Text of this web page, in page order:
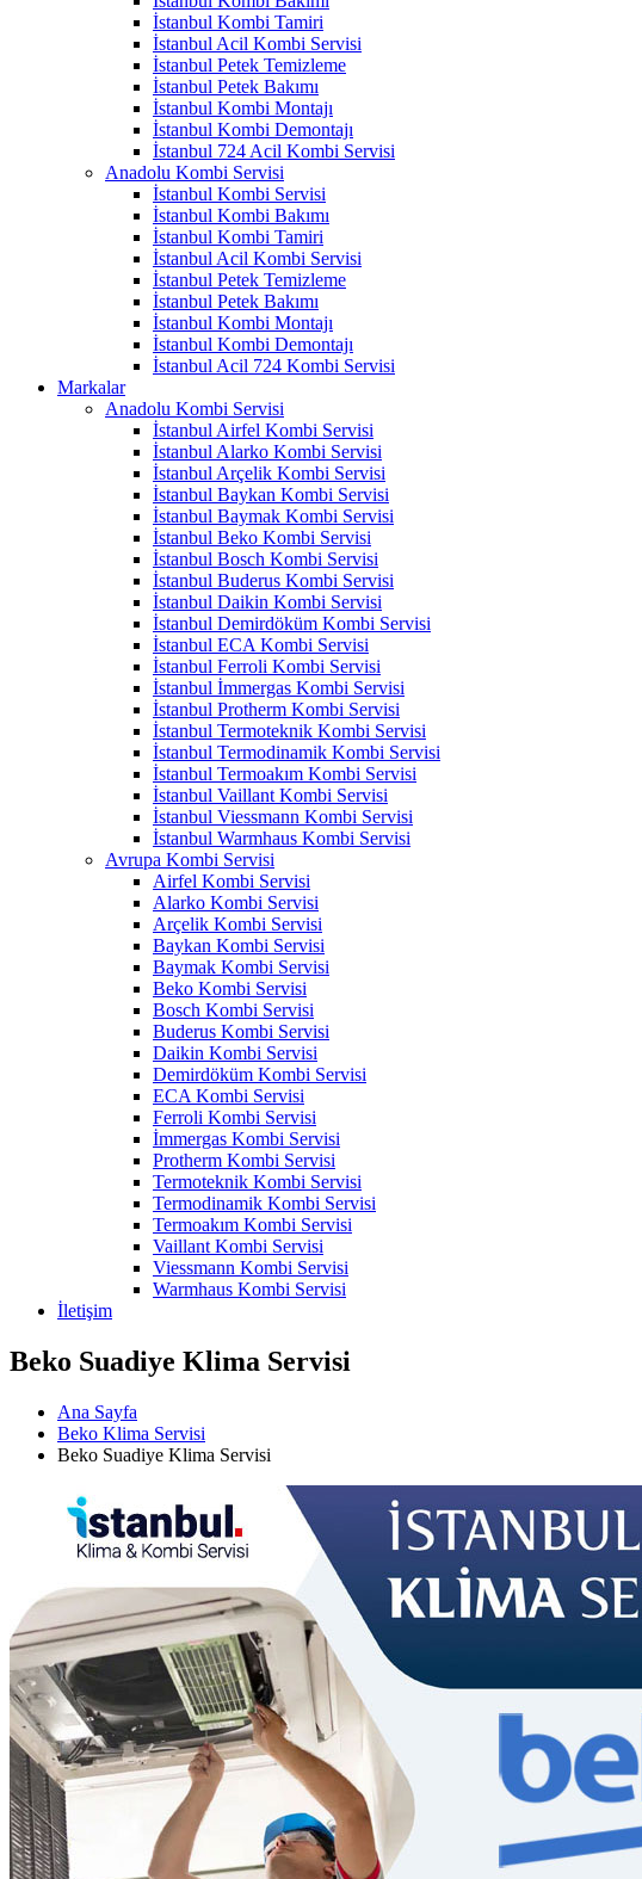
İstanbul Kombi Tamiri
İstanbul Acil Kombi Servisi
İstanbul Petek Temizleme
İstanbul Petek Bakımı
İstanbul Kombi Montajı
İstanbul Kombi Demontajı
İstanbul 724 Acil Kombi Servisi
Anadolu Kombi Servisi
İstanbul Kombi Servisi
İstanbul Kombi Bakımı
İstanbul Kombi Tamiri
İstanbul Acil Kombi Servisi
İstanbul Petek Temizleme
İstanbul Petek Bakımı
İstanbul Kombi Montajı
İstanbul Kombi Demontajı
İstanbul Acil 724 Kombi Servisi
Markalar
Anadolu Kombi Servisi
İstanbul Airfel Kombi Servisi
İstanbul Alarko Kombi Servisi
İstanbul Arçelik Kombi Servisi
İstanbul Baykan Kombi Servisi
İstanbul Baymak Kombi Servisi
İstanbul Beko Kombi Servisi
İstanbul Bosch Kombi Servisi
İstanbul Buderus Kombi Servisi
İstanbul Daikin Kombi Servisi
İstanbul Demirdöküm Kombi Servisi
İstanbul ECA Kombi Servisi
İstanbul Ferroli Kombi Servisi
İstanbul İmmergas Kombi Servisi
İstanbul Protherm Kombi Servisi
İstanbul Termoteknik Kombi Servisi
İstanbul Termodinamik Kombi Servisi
İstanbul Termoakım Kombi Servisi
İstanbul Vaillant Kombi Servisi
İstanbul Viessmann Kombi Servisi
İstanbul Warmhaus Kombi Servisi
Avrupa Kombi Servisi
Airfel Kombi Servisi
Alarko Kombi Servisi
Arçelik Kombi Servisi
Baykan Kombi Servisi
Baymak Kombi Servisi
Beko Kombi Servisi
Bosch Kombi Servisi
Buderus Kombi Servisi
Daikin Kombi Servisi
Demirdöküm Kombi Servisi
ECA Kombi Servisi
Ferroli Kombi Servisi
İmmergas Kombi Servisi
Protherm Kombi Servisi
Termoteknik Kombi Servisi
Termodinamik Kombi Servisi
Termoakım Kombi Servisi
Vaillant Kombi Servisi
Viessmann Kombi Servisi
Warmhaus Kombi Servisi
İletişim
Beko Suadiye Klima Servisi
Ana Sayfa
Beko Klima Servisi
Beko Suadiye Klima Servisi